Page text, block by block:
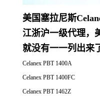
美国塞拉尼斯
江浙沪一级代理，
就没有一一列出来
Celanex PBT 1400A
Celanex PBT 1400FC
Celanex PBT 1462Z